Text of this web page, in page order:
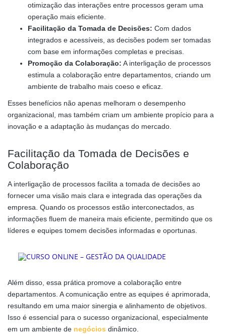
otimização das interações entre processos geram uma
operação mais eficiente.
Facilitação da Tomada de Decisões: Com dados
integrados e acessíveis, as decisões podem ser tomadas
com base em informações completas e precisas.
Promoção da Colaboração: A interligação de processos
estimula a colaboração entre departamentos, criando um
ambiente de trabalho mais coeso e eficaz.
Esses benefícios não apenas melhoram o desempenho
organizacional, mas também criam um ambiente propício para a
inovação e a adaptação às mudanças do mercado.
Facilitação da Tomada de Decisões e
Colaboração
A interligação de processos facilita a tomada de decisões ao
fornecer uma visão mais clara e integrada das operações da
empresa. Quando os processos estão interconectados, as
informações fluem de maneira mais eficiente, permitindo que os
líderes e equipes tomem decisões informadas e oportunas.
Além disso, essa prática promove a colaboração entre
departamentos. A comunicação entre as equipes é aprimorada,
resultando em uma maior sinergia e alinhamento de objetivos.
Isso é essencial para o sucesso organizacional, especialmente
em um ambiente de negócios dinâmico.